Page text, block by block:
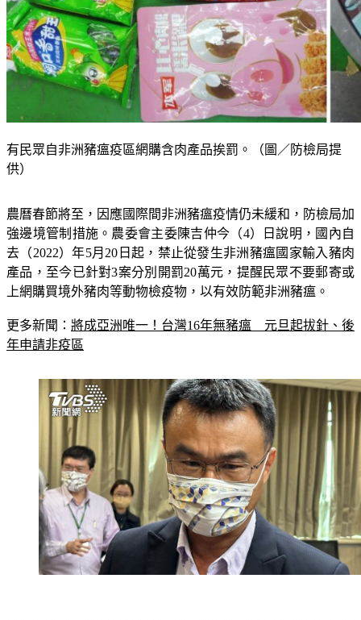
供）
強邊境管制措施。農委會主委陳吉仲今（4）日說明，國內自
去（2022）年5月20日起，禁止從發生非洲豬瘟國家輸入豬肉
產品，至今已針對3案分別開罰20萬元，提醒民眾不要郵寄或
上網購買境外豬肉等動物檢疫物，以有效防範非洲豬瘟。
年申請非疫區